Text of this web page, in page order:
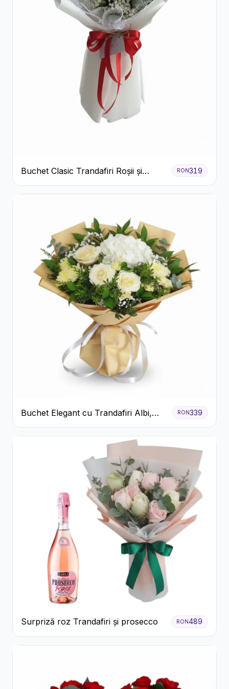
Buchet Clasic Trandafiri Roșii și
Eucalipt
RON319
Buchet Elegant cu Trandafiri Albi,
Hortensie și Crizanteme Crem
RON339
Surpriză roz Trandafiri și prosecco RON489